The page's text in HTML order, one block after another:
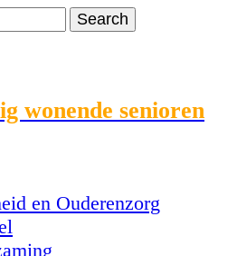
wonende senioren
en Ouderenzorg